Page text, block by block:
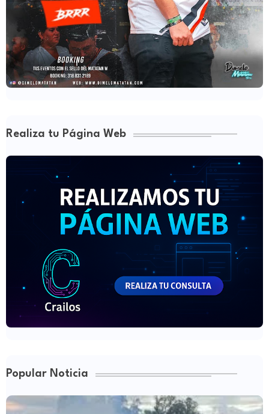
Realiza tu Página Web
Popular Noticia